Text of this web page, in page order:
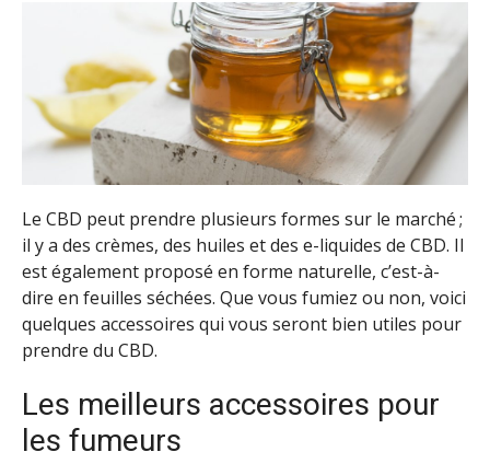
Le CBD peut prendre plusieurs formes sur le marché ;
il y a des crèmes, des huiles et des e-liquides de CBD. Il
est également proposé en forme naturelle, c’est-à-
dire en feuilles séchées. Que vous fumiez ou non, voici
quelques accessoires qui vous seront bien utiles pour
prendre du CBD.
Les meilleurs accessoires pour
les fumeurs